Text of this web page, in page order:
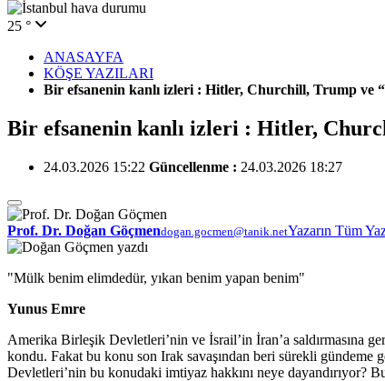
25 °
ANASAYFA
KÖŞE YAZILARI
Bir efsanenin kanlı izleri : Hitler, Churchill, Trump ve
Bir efsanenin kanlı izleri : Hitler,
24.03.2026 15:22 Güncellenme : 24.03.2026 18:27
Prof. Dr. Doğan Göçmendogan.gocmen@tanik.netYazarın Tüm
"Mülk benim elimdedür, yıkan benim yapan benim"
Yunus Emre
Amerika Birleşik Devletleri’nin ve İsrail’in İran’a saldırmasına
kondu. Fakat bu konu son Irak savaşından beri sürekli
Devletleri’nin bu konudaki imtiyaz hakkını neye dayandırıyor?